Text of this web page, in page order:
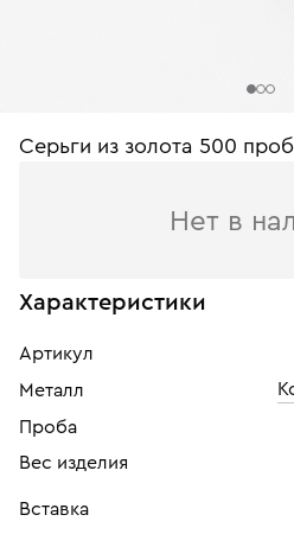
Серьги из золота 500
Нет в
Характеристики
Артикул
Металл
Проба
Вес изделия
Вставка